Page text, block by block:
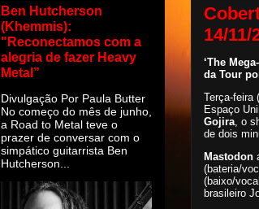
14/
‘The
da Tour
Terça-feira
Espaço
Gojira , o
de dois
Mastodon
(bateria/
(baixo/
brasileiro
Ben Hutcherson
(Khemmis):
"Reconectamos com a
alegria de fazer Heavy
Metal”
Divulgação Por Paula Butter
No começo do mês de junho,
a Road to Metal teve o
prazer de conversar com o
simpático guitarrista Ben
Hutcherson...